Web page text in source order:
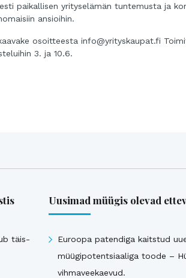
paikallisen yrityselämän tuntemusta ja
ansioihin.
osoitteesta info@yrityskaupat.fi
3. ja 10.6.
täis-
Uusimad müügis olevad
Euroopa patendiga kaitstud
müügipotentsiaaliga toode –
vihmaveekaevud.